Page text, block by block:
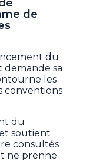
de
du
demande sa
les
conventions
du
soutient
consultés
ne prenne